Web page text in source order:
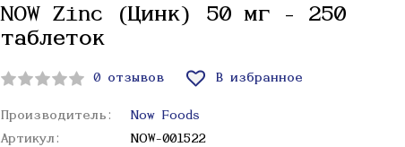
NOW Zinc (Цинк) 50 мг - 250
таблеток
0 отзывов В избранное
Производитель:
Now Foods
Артикул:
NOW-001522